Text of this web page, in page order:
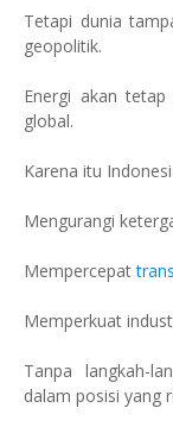
Tetapi dunia
geopolitik.
Energi akan
global.
Karena itu
Mengurangi
Mempercepat
Memperkuat
Tanpa langkah-
dalam posisi yang